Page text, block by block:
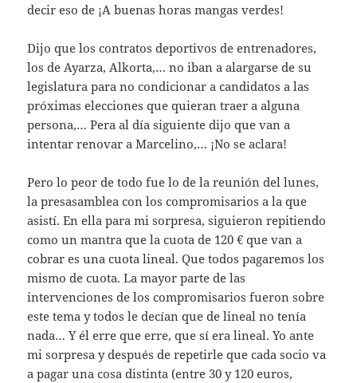
decir eso de ¡A buenas horas mangas verdes!
Dijo que los contratos deportivos de entrenadores,
los de Ayarza, Alkorta,… no iban a alargarse de su
legislatura para no condicionar a candidatos a las
próximas elecciones que quieran traer a alguna
persona,… Pera al día siguiente dijo que van a
intentar renovar a Marcelino,… ¡No se aclara!
Pero lo peor de todo fue lo de la reunión del lunes,
la presasamblea con los compromisarios a la que
asistí. En ella para mi sorpresa, siguieron repitiendo
como un mantra que la cuota de 120 € que van a
cobrar es una cuota lineal. Que todos pagaremos los
mismo de cuota. La mayor parte de las
intervenciones de los compromisarios fueron sobre
este tema y todos le decían que de lineal no tenía
nada… Y él erre que erre, que sí era lineal. Yo ante
mi sorpresa y después de repetirle que cada socio va
a pagar una cosa distinta (entre 30 y 120 euros,